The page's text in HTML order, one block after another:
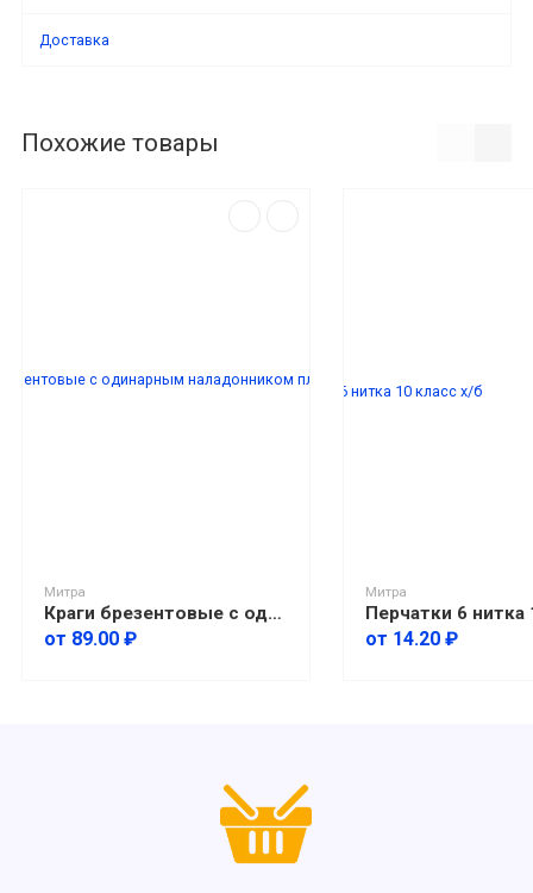
Доставка
Похожие товары
Митра
Краги брезентовые с одинарным наладонником пл. 480-500 гр./м2
от 89.00 ₽
Митра
от 14.20 ₽